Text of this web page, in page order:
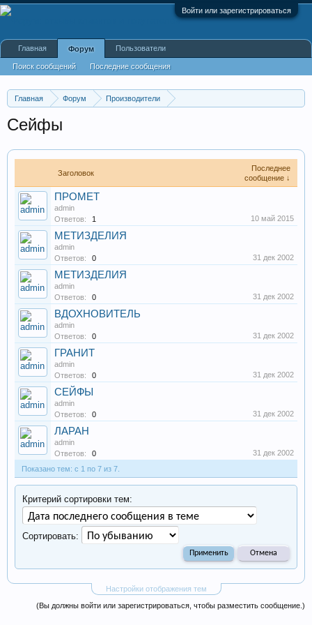
Войти или зарегистрироваться
Главная Форум
Производители
Сейфы
Заголовок
Последнее
сообщение ↓
ПРОМЕТ
admin
Ответов:
1 10 май 2015
МЕТИЗДЕЛИЯ
admin
Ответов:
0 31 дек 2002
МЕТИЗДЕЛИЯ
admin
Ответов:
0 31 дек 2002
ВДОХНОВИТЕЛЬ
admin
Ответов:
0 31 дек 2002
ГРАНИТ
admin
Ответов:
0 31 дек 2002
СЕЙФЫ
admin
Ответов:
0 31 дек 2002
ЛАРАН
admin
Ответов:
0
31 дек 2002
Показано тем: с 1 по 7 из 7.
Настройки отображения тем
Критерий сортировки тем:
Сортировать:
(Вы должны войти или зарегистрироваться, чтобы разместить сообщение.)
Главная Форум
Поиск сообщений Последние сообщения
Пользователи